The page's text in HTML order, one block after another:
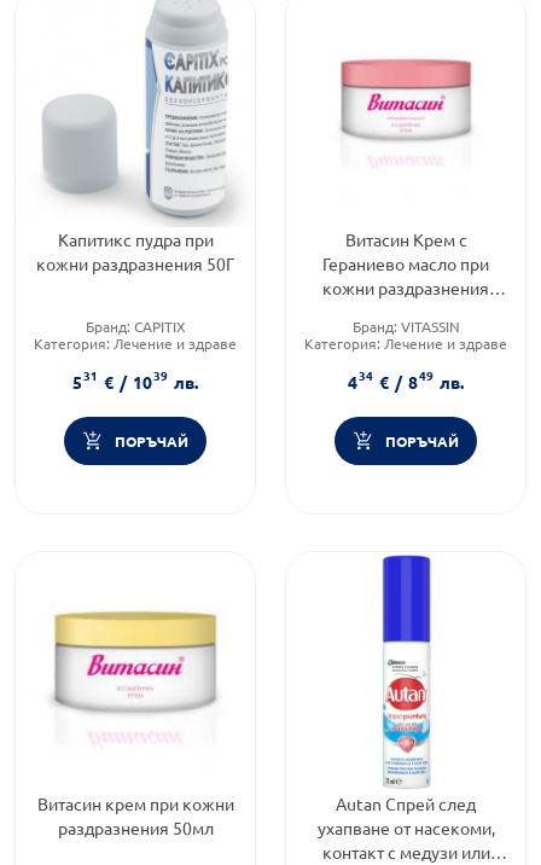
Капитикс пудра при
кожни раздразнения 50Г
Бранд: CAPITIX
Категория: Лечение и здраве
531 € / 1039 лв.
ПОРЪЧАЙ
Витасин Крем с
Гераниево масло при
кожни раздразнения
Бранд: VITASSIN
Категория: Лечение и здраве
434 € / 849 лв.
ПОРЪЧАЙ
Витасин крем при кожни
раздразнения 50мл
Autan Спрей след
ухапване от насекоми,
контакт с медузи или